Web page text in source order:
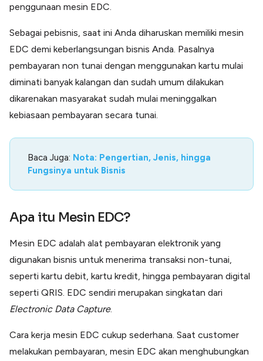
penggunaan mesin EDC.
Sebagai pebisnis, saat ini Anda diharuskan memiliki mesin
EDC demi keberlangsungan bisnis Anda. Pasalnya
pembayaran non tunai dengan menggunakan kartu mulai
diminati banyak kalangan dan sudah umum dilakukan
dikarenakan masyarakat sudah mulai meninggalkan
kebiasaan pembayaran secara tunai.
Baca Juga: Nota: Pengertian, Jenis, hingga
Fungsinya untuk Bisnis
Apa itu Mesin EDC?
Mesin EDC adalah alat pembayaran elektronik yang
digunakan bisnis untuk menerima transaksi non-tunai,
seperti kartu debit, kartu kredit, hingga pembayaran digital
seperti QRIS. EDC sendiri merupakan singkatan dari
Electronic Data Capture.
Cara kerja mesin EDC cukup sederhana. Saat customer
melakukan pembayaran, mesin EDC akan menghubungkan